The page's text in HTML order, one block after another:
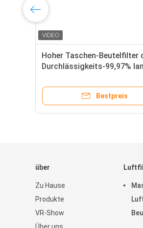
Hoher Taschen-Beutelfilter
Durchlässigkeits-99,97%
Bestpreis
über
Zu Hause
Produkte
VR-Show